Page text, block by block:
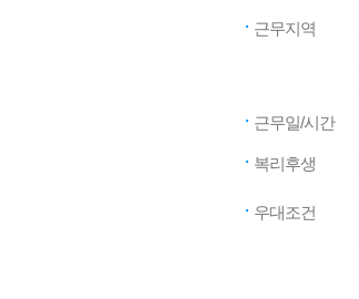
근무지역
근무일/시간
복리후생
우대조건